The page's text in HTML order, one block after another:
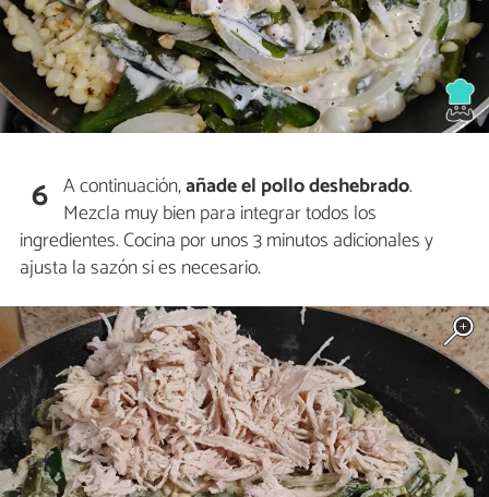
6 A continuación,añade el pollo deshebrado.
Mezcla muy bien para integrar todos los
ingredientes. Cocina por unos 3 minutos adicionales y
ajusta la sazón si es necesario.